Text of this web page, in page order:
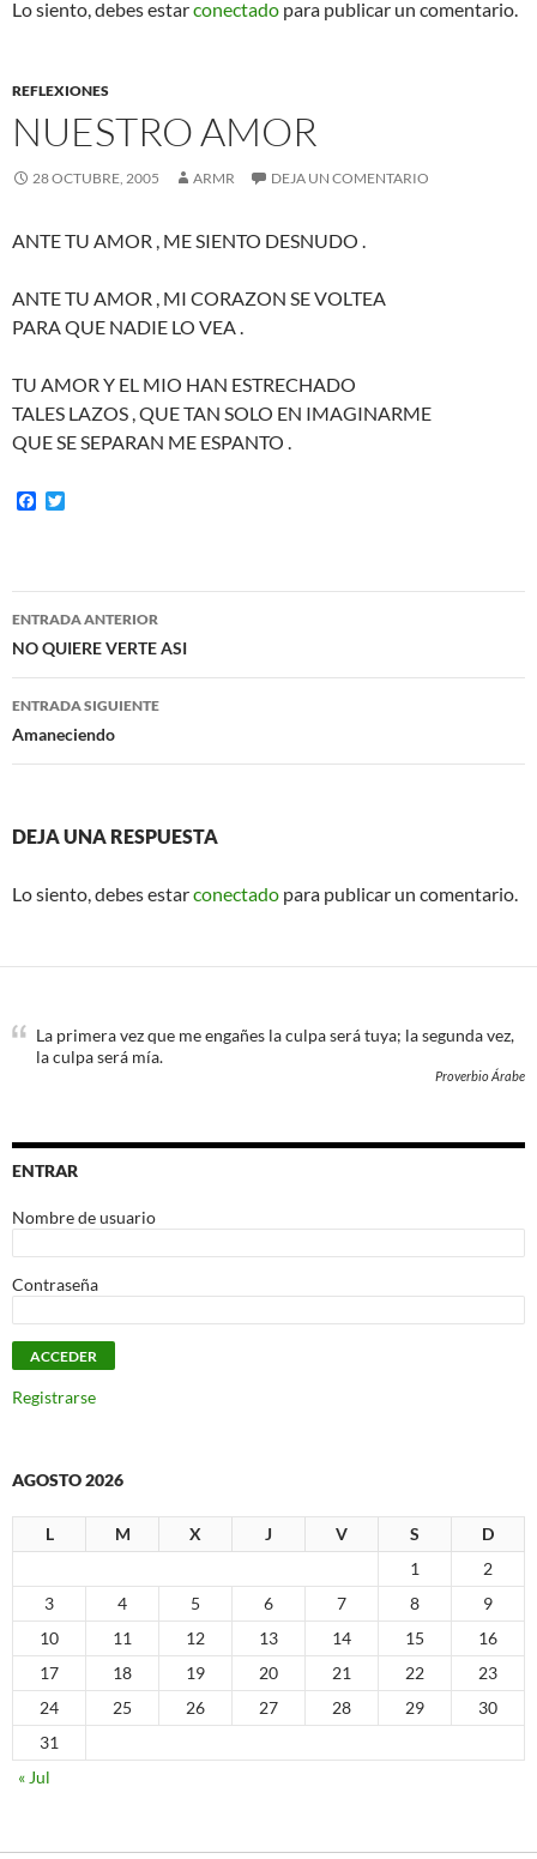
Lo siento, debes estarconectado para publicar un comentario.
REFLEXIONES
NUESTRO AMOR
28 OCTUBRE, 2005 ARMR DEJA UN COMENTARIO
ANTE TU AMOR , ME SIENTO DESNUDO .
ANTE TU AMOR , MI CORAZON SE VOLTEA
PARA QUE NADIE LO VEA .
TU AMOR Y EL MIO HAN ESTRECHADO
TALES LAZOS , QUE TAN SOLO EN IMAGINARME
QUE SE SEPARAN ME ESPANTO .
F
o
o
e
r
Navegación
de
entradas
ENTRADA ANTERIOR
NO QUIERE VERTE ASI
ENTRADA SIGUIENTE
Amaneciendo
DEJA UNA RESPUESTA
Lo siento, debes estarconectado para publicar un comentario.
La primera vez que me engañes la culpa será tuya; la segunda vez,
la culpa será mía.
Proverbio Árabe
ENTRAR
Nombre de usuario
Contraseña
Registrarse
AGOSTO 2026
L M X J V S
D
1
2
3
4 5 6 7 8
9
10
11 12 13 14 15
16
17
18 19 20 21 22
23
24
25 26 27 28 29
30
31
« Jul